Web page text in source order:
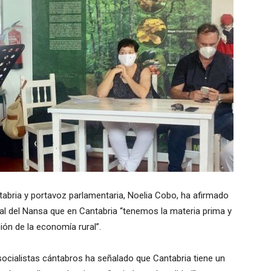
y portavoz parlamentaria, Noelia Cobo, ha afirmado
del Nansa que en Cantabria “tenemos la materia prima y
de la economía rural”.
cántabros ha señalado que Cantabria tiene un